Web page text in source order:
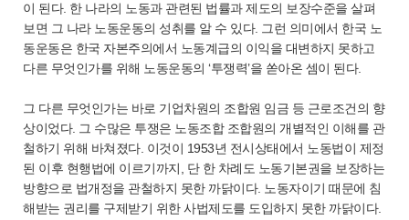
이 된다. 한 나라의 노동과 관련된 법률과 제도의 보장수준을 살펴
보면 그 나라 노동운동의 성취를 알 수 있다. 그런 의미에서 한국 노
동운동은 한국 자본주의에서 노동계급의 이익을 대변하지 못하고
다른 무엇인가를 위해 노동운동의 ‘투쟁력’을 쏟아온 셈이 된다.
그 다른 무엇인가는 바로 기업차원의 조합원 임금 등 근로조건의 향
상이었다. 그 수많은 투쟁은 노동조합 조합원의 개별적인 이해를 관
철하기 위해 바쳐졌다. 이것이 1953년 전시상태에서 노동법이 제정
된 이후 현행법에 이르기까지, 단 한 차례도 노동기본권을 보장하는
방향으로 법개정을 관철하지 못한 까닭이다. 노동자이기 때문에 침
해받는 권리를 구제받기 위한 사법제도를 도입하지 못한 까닭이다.